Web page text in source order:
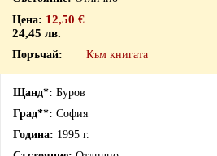
12,50 €
24,45 лв.
Към книгата
Буров
София
1995 г.